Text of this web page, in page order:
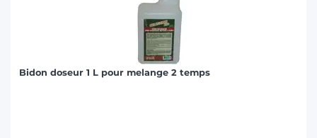
Bidon doseur 1 L pour melange 2 temps